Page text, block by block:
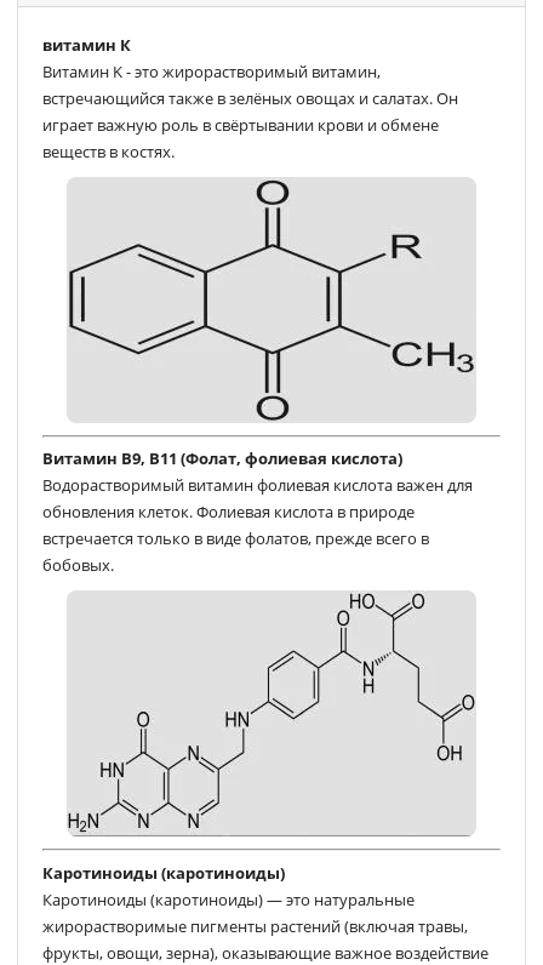
витамин К
Витамин K - это жирорастворимый витамин,
встречающийся также в зелёных овощах и салатах. Он
играет важную роль в свёртывании крови и обмене
веществ в костях.
Витамин В9, В11 (Фолат, фолиевая кислота)
Водорастворимый витамин фолиевая кислота важен для
обновления клеток. Фолиевая кислота в природе
встречается только в виде фолатов, прежде всего в
бобовых.
Каротиноиды (каротиноиды)
Каротиноиды (каротиноиды) — это натуральные
жирорастворимые пигменты растений (включая травы,
фрукты, овощи, зерна), оказывающие важное воздействие